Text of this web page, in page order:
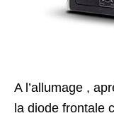
A l’allumage ,
la diode frontale